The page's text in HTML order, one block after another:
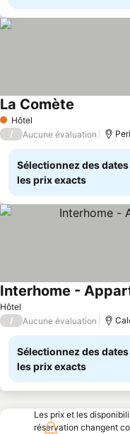
1 Étoiles
Hôtel
La Comète
/ Aucune évaluation
Sélectionnez des
les prix exacts
Hôtel
Interhome -
/ Aucune évaluation
Sélectionnez des
les prix exacts
Les prix et les
réservation changent